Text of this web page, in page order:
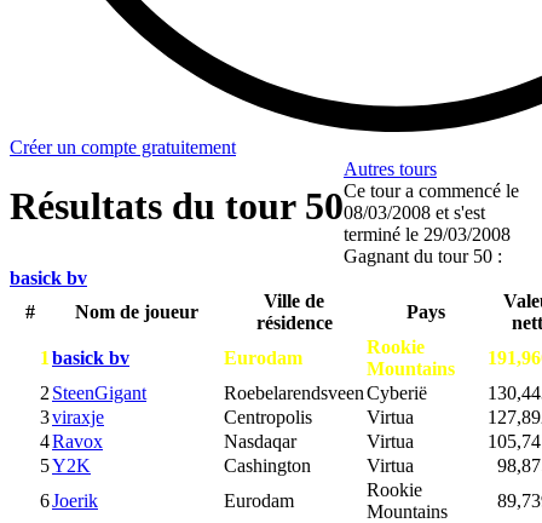
Créer un compte gratuitement
Résultats du tour 50
Autres tours
Ce tour a commencé le
08/03/2008 et s'est
terminé le 29/03/2008
Gagnant du tour 50 :
basick bv
#
Nom de joueur
Ville de
résidence
Pays
1 basick bv Eurodam
Rookie
Mountains
2 SteenGigant RoebelarendsveenCyberië
3viraxje Centropolis Virtua
4Ravox Nasdaqar Virtua
5Y2K Cashington Virtua
6Joerik Eurodam
Rookie
Mountains